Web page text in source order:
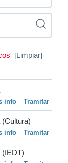
[Limpiar]
info Tramitar
(Cultura)
info Tramitar
(IEDT)